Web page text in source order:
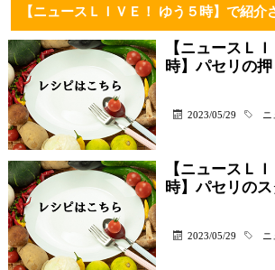
【ニュースＬＩＶＥ！ ゆう５時】で紹介
【ニュースＬ
時】パセリの
2023/05/29
【ニュースＬ
時】パセリの
2023/05/29